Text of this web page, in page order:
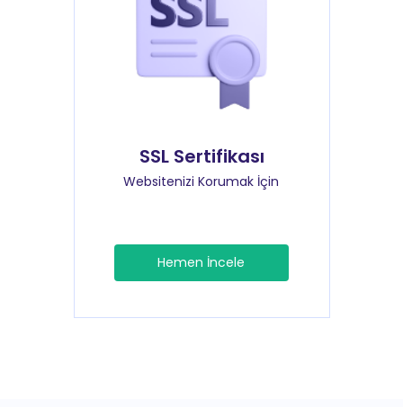
SSL Sertifikası
Websitenizi Korumak İçin
Hemen İncele